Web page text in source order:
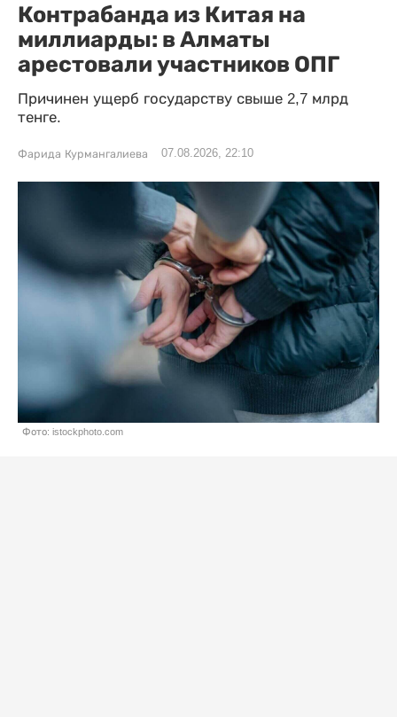
Контрабанда из Китая на
миллиарды: в Алматы
арестовали участников ОПГ
Причинен ущерб государству свыше 2,7 млрд
тенге.
Фарида Курмангалиева 07.08.2026, 22:10
Фото: istockphoto.com